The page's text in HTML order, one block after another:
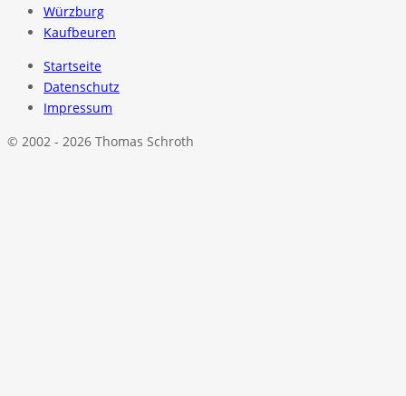
Würzburg
Kaufbeuren
Startseite
Datenschutz
Impressum
© 2002 - 2026 Thomas Schroth